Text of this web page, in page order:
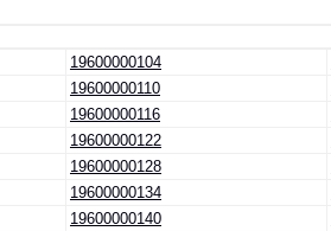
19600000104
19600000110
19600000116
19600000122
19600000128
19600000134
19600000140